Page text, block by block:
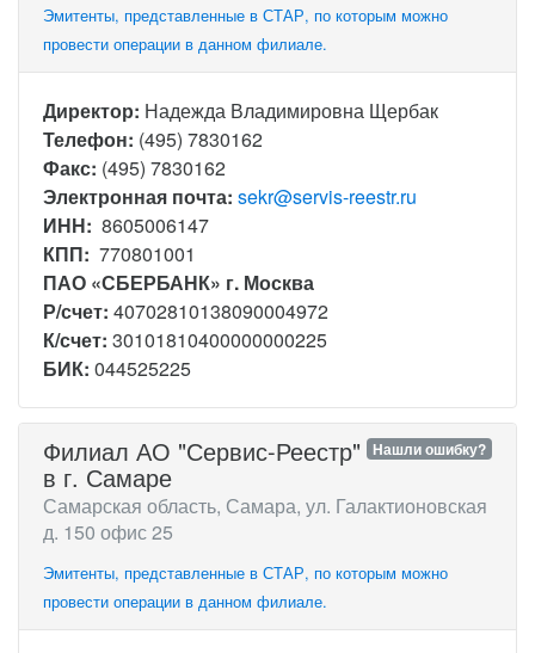
Эмитенты, представленные в СТАР, по которым можно
провести операции в данном филиале.
Директор: Надежда Владимировна Щербак
Телефон: (495) 7830162
Факс: (495) 7830162
Электронная почта: sekr@servis-reestr.ru
ИНН: 8605006147
КПП: 770801001
ПАО «СБЕРБАНК» г. Москва
Р/счет: 40702810138090004972
К/счет: 30101810400000000225
БИК: 044525225
Нашли ошибку?
Филиал АО "Сервис-Реестр"
в г. Самаре
Самарская область, Самара, ул. Галактионовская
д. 150 офис 25
Эмитенты, представленные в СТАР, по которым можно
провести операции в данном филиале.